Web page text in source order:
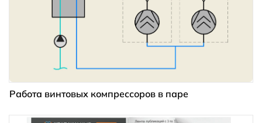
Работа винтовых компрессоров в паре